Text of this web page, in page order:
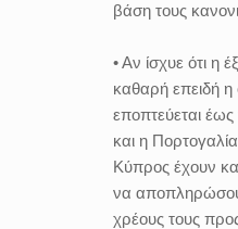
βάση τους
• Αν ίσχυε ότι η
καθαρή επειδή η
εποπτεύεται έως
και η
Κύπρος έχουν
να
χρέους τους